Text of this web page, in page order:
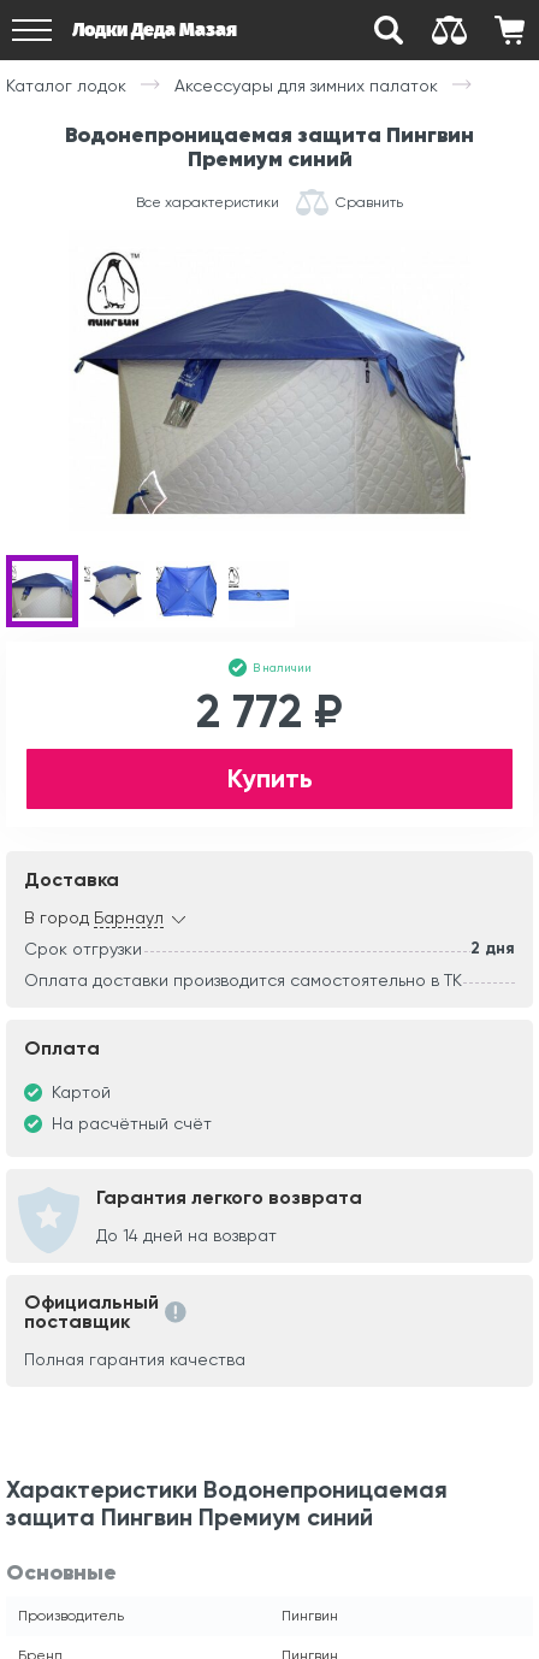
Лодки Деда Мазая
Каталог лодок Аксессуары для зимних палаток
Водонепроницаемая защита Пингвин
Премиум синий
Все характеристики Сравнить
В наличии
2 772 ₽
Купить
Доставка
В город Барнаул
Срок отгрузки
2 дня
Оплата доставки производится самостоятельно в ТК
Оплата
Картой
На расчётный счёт
Гарантия легкого возврата
До 14 дней на возврат
Официальный
поставщик
Полная гарантия качества
Характеристики Водонепроницаемая
защита Пингвин Премиум синий
Основные
Производитель Пингвин
Бренд Пингвин